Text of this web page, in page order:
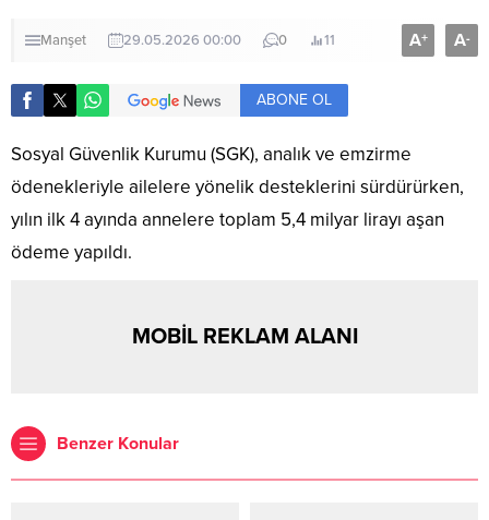
Manşet 29.05.2026 00:00 0 11 A+ A-
ABONE OL
Sosyal Güvenlik Kurumu (SGK), analık ve emzirme
ödenekleriyle ailelere yönelik desteklerini sürdürürken,
yılın ilk 4 ayında annelere toplam 5,4 milyar lirayı aşan
ödeme yapıldı.
MOBİL REKLAM ALANI
Benzer Konular